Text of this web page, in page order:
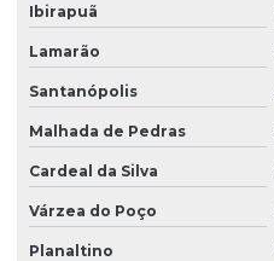
Ibirapuã
Lamarão
Santanópolis
Malhada de Pedras
Cardeal da Silva
Várzea do Poço
Planaltino